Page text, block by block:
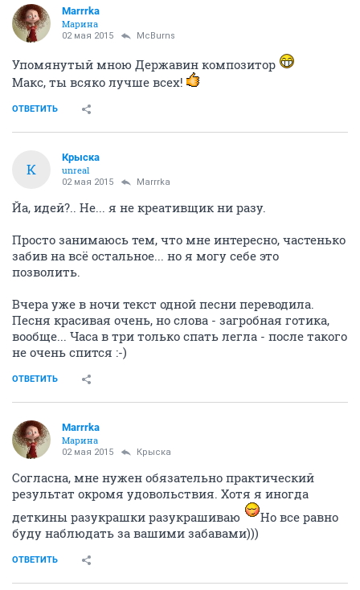
Marrrka
Марина
02 мая 2015 McBurns
Упомянутый мною Державин композитор
Макс, ты всяко лучше всех!
ОТВЕТИТЬ
К
Крыска
unreal
02 мая 2015 Marrrka
Йа, идей?.. Не... я не креативщик ни разу.
Просто занимаюсь тем, что мне интересно, частенько
забив на всё остальное... но я могу себе это
позволить.
Вчера уже в ночи текст одной песни переводила.
Песня красивая очень, но слова - загробная готика,
вообще... Часа в три только спать легла - после такого
не очень спится :-)
ОТВЕТИТЬ
Marrrka
Марина
02 мая 2015 Крыска
Согласна, мне нужен обязательно практический
результат окромя удовольствия. Хотя я иногда
деткины разукрашки разукрашиваю
Но все равно
буду наблюдать за вашими забавами)))
ОТВЕТИТЬ